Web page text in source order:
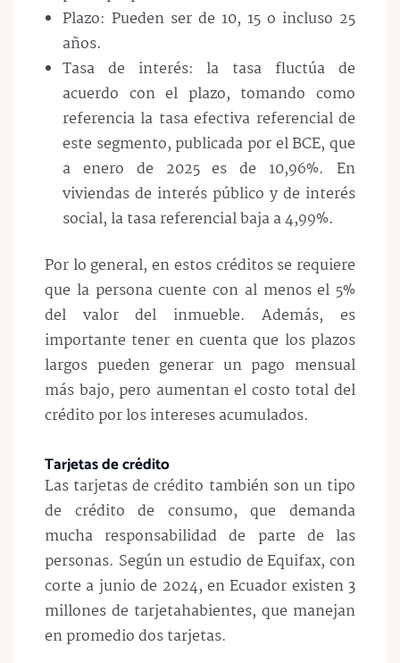
Plazo: Pueden ser de 10, 15 o incluso 25
años.
Tasa de interés: la tasa fluctúa de
acuerdo con el plazo, tomando como
referencia la tasa efectiva referencial de
este segmento, publicada por el BCE, que
a enero de 2025 es de 10,96%. En
viviendas de interés público y de interés
social, la tasa referencial baja a 4,99%.
Por lo general, en estos créditos se requiere
que la persona cuente con al menos el 5%
del valor del inmueble. Además, es
importante tener en cuenta que los plazos
largos pueden generar un pago mensual
más bajo, pero aumentan el costo total del
crédito por los intereses acumulados.
Tarjetas de crédito
Las tarjetas de crédito también son un tipo
de crédito de consumo, que demanda
mucha responsabilidad de parte de las
personas. Según un estudio de Equifax, con
corte a junio de 2024, en Ecuador existen 3
millones de tarjetahabientes, que manejan
en promedio dos tarjetas.